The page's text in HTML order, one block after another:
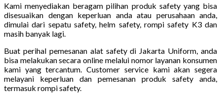
Kami menyediakan beragam pilihan produk safety yang bisa
disesuaikan dengan keperluan anda atau perusahaan anda,
dimulai dari sepatu safety, helm safety, rompi safety K3 dan
masih banyak lagi.
Buat perihal pemesanan alat safety di Jakarta Uniform, anda
bisa melakukan secara online melalui nomor layanan konsumen
kami yang tercantum. Customer service kami akan segera
melayani keperluan dan pemesanan produk safety anda,
termasuk rompi safety.